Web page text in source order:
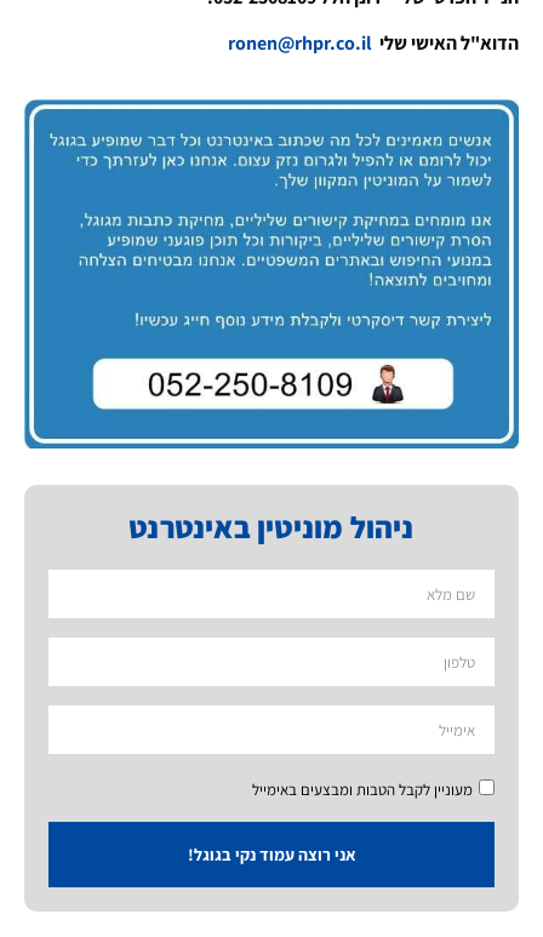
הדוא"ל האישי שלי
ניהול מוניטין באינטרנט
מעוניין לקבל הטבות ומבצעים באימייל
אני רוצה עמוד נקי בגוגל!